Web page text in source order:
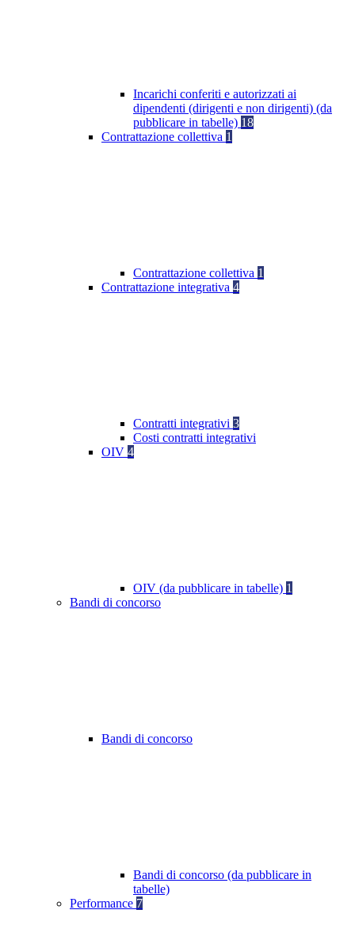
Incarichi conferiti e autorizzati ai
dipendenti (dirigenti e non dirigenti) (da
pubblicare in tabelle) 18
Contrattazione collettiva 1
Contrattazione collettiva 1
Contrattazione integrativa 4
Contratti integrativi 3
Costi contratti integrativi
OIV 4
OIV (da pubblicare in tabelle) 1
Bandi di concorso
Bandi di concorso
Bandi di concorso (da pubblicare in
tabelle)
Performance 7